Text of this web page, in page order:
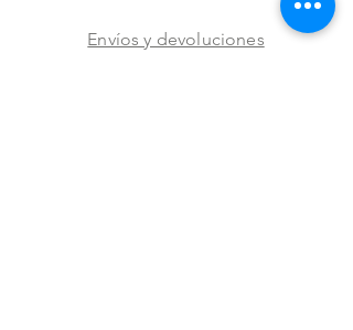
Envíos y devoluciones